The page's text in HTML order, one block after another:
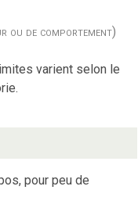
ou de comportement)
varient selon le
pour peu de